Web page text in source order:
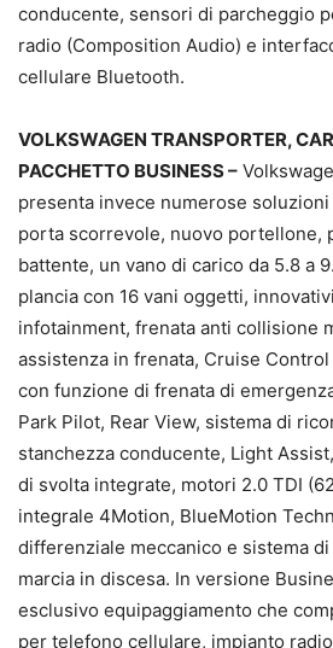
conducente, sensori di parcheggio
radio (Composition Audio) e
cellulare Bluetooth.
VOLKSWAGEN TRANSPORTER,
PACCHETTO BUSINESS –
presenta invece numerose
porta scorrevole, nuovo portellone,
battente, un vano di carico da 5.8 a
plancia con 16 vani oggetti,
infotainment, frenata anti collisione
assistenza in frenata, Cruise
con funzione di frenata di
Park Pilot, Rear View, sistema di
stanchezza conducente, Light
di svolta integrate, motori 2.0 TDI
integrale 4Motion, BlueMotion
differenziale meccanico e sistema
marcia in discesa. In versione
esclusivo equipaggiamento che
per telefono cellulare, impianto